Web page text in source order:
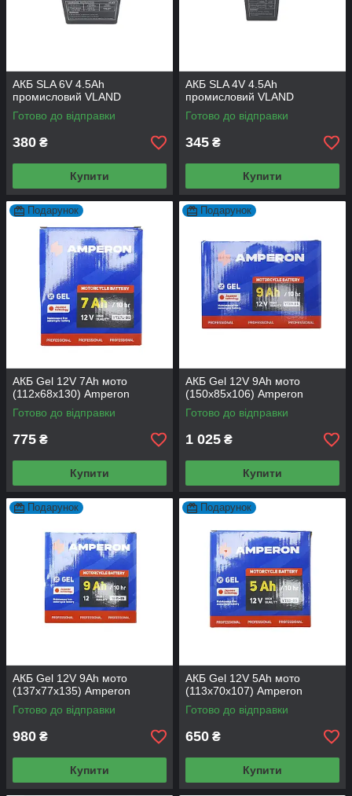
АКБ SLA 6V 4.5Аh
промисловий VLAND
Готово до відправки
380 ₴
Купити
АКБ SLA 4V 4.5Аh
промисловий VLAND
Готово до відправки
345 ₴
Купити
Подарунок
АКБ Gel 12V 7Аh мото
(112x68x130) Amperon
Готово до відправки
775 ₴
Купити
Подарунок
АКБ Gel 12V 9Аh мото
(150x85x106) Amperon
Готово до відправки
1 025 ₴
Купити
Подарунок
АКБ Gel 12V 9Аh мото
(137x77x135) Amperon
Готово до відправки
980 ₴
Купити
Подарунок
АКБ Gel 12V 5Аh мото
(113x70x107) Amperon
Готово до відправки
650 ₴
Купити